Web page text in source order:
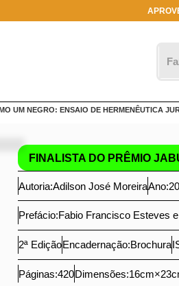
preferências. Ao clicar em
UM NEGRO: ENSAIO DE HERMENÊUTICA
FINALISTA DO PRÊMIO
Autoria:Adilson José Moreira
Prefácio:Fabio Francisco
2ª EdiçãoEncadernação:
Páginas:420Dimensões:16cm×